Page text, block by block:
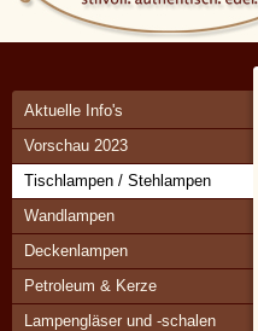
Aktuelle Info's
Vorschau 2023
Tischlampen / Stehlampen
Wandlampen
Deckenlampen
Petroleum & Kerze
Lampengläser und -schalen